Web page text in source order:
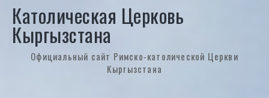
Католическая Церковь
Кыргызстана
Официальный сайт Римско-католической Церкви
Кыргызстана